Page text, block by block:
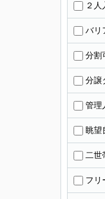
２人
バリ
分割
分譲
管理
眺望
二世
フリ